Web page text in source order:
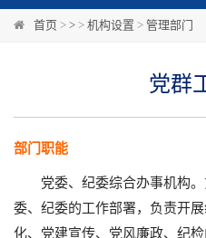
首页 > > > 机构设置 > 管理部门
党群
部门职能
党委、纪委综合办事机构
委、纪委的工作部署，负责开
化、党建宣传、党风廉政、纪